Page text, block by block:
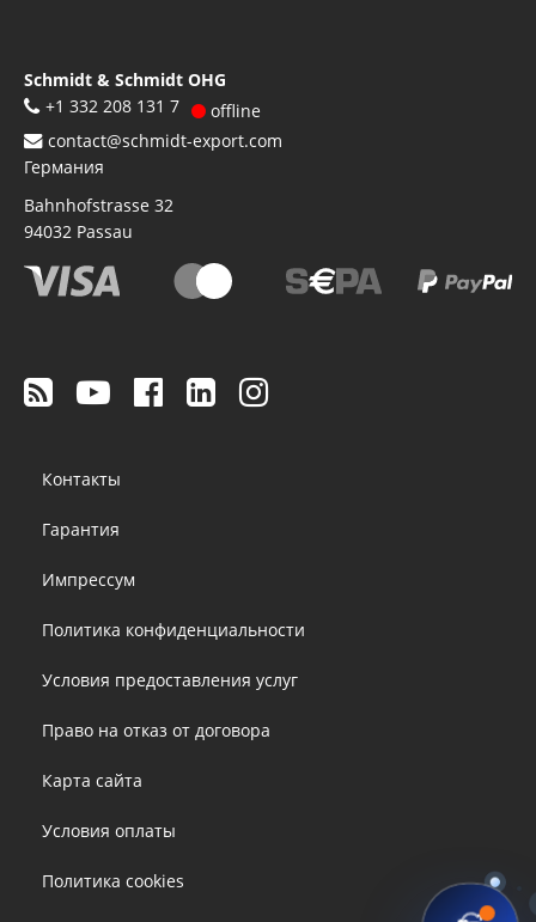
Schmidt & Schmidt OHG
+1 332 208 131 7
offline
contact@schmidt-export.com
Германия
Bahnhofstrasse 32
94032 Passau
menu
Контакты
Гарантия
Импрессум
Политика конфиденциальности
Условия предоставления услуг
Право на отказ от договора
Карта сайта
Условия оплаты
Политика cookies